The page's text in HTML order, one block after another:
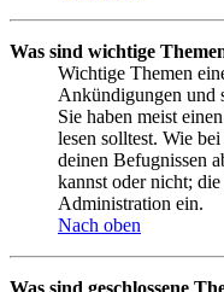
Was sind wichtige
Wichtige Themen
Ankündigungen und
Sie haben meist
lesen solltest. Wie
deinen Befugnissen
kannst oder nicht;
Administration ein.
Nach oben
Was sind geschlossene